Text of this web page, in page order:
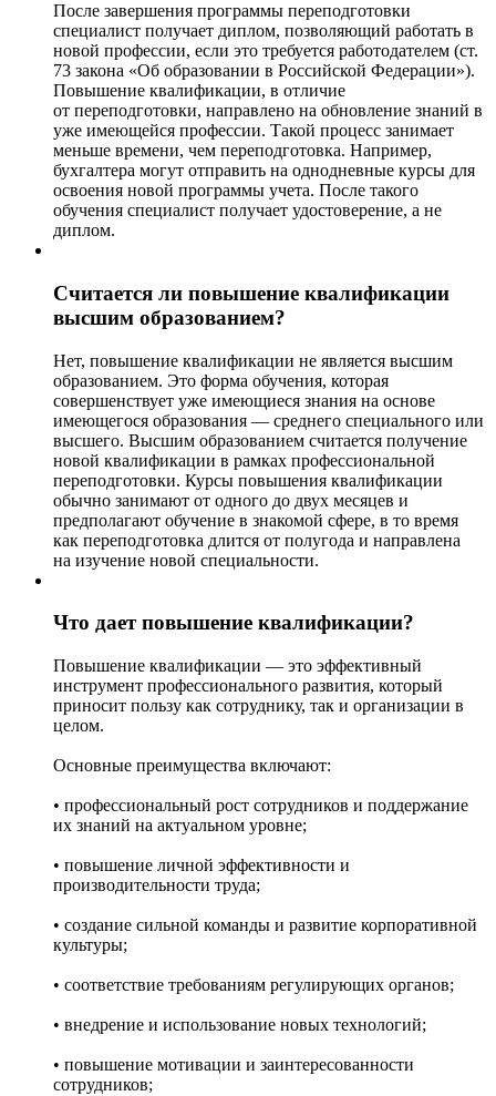
После завершения программы переподготовки
специалист получает диплом, позволяющий работать в
новой профессии, если это требуется работодателем (ст.
73 закона «Об образовании в Российской Федерации»).
Повышение квалификации, в отличие
от переподготовки, направлено на обновление знаний в
уже имеющейся профессии. Такой процесс занимает
меньше времени, чем переподготовка. Например,
бухгалтера могут отправить на однодневные курсы для
освоения новой программы учета. После такого
обучения специалист получает удостоверение, а не
диплом.
Считается ли повышение квалификации
высшим образованием?
Нет, повышение квалификации не является высшим
образованием. Это форма обучения, которая
совершенствует уже имеющиеся знания на основе
имеющегося образования — среднего специального или
высшего. Высшим образованием считается получение
новой квалификации в рамках профессиональной
переподготовки. Курсы повышения квалификации
обычно занимают от одного до двух месяцев и
предполагают обучение в знакомой сфере, в то время
как переподготовка длится от полугода и направлена
на изучение новой специальности.
Что дает повышение квалификации?
Повышение квалификации — это эффективный
инструмент профессионального развития, который
приносит пользу как сотруднику, так и организации в
целом.
Основные преимущества включают:
• профессиональный рост сотрудников и поддержание
их знаний на актуальном уровне;
• повышение личной эффективности и
производительности труда;
• создание сильной команды и развитие корпоративной
культуры;
• соответствие требованиям регулирующих органов;
• внедрение и использование новых технологий;
• повышение мотивации и заинтересованности
сотрудников;